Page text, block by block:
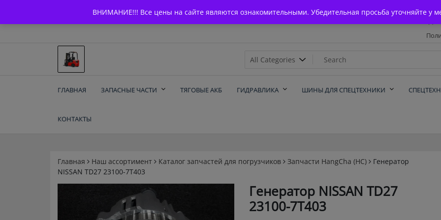
ВНИМАНИЕ!!! Все цены на сайте являются ознакомительными. Убедительная просьба уточняйте у
content
Запчасти для вилочых
ГЛАВНАЯ ЗАПАСНЫЕ ЧАСТИ ТЯГОВЫЕ АКБ ГИДРАВЛИКА ШИНЫ ДЛЯ СПЕЦТЕХНИКИ
КОНТАКТЫ
Главная Наш ассортимент Каталог запчастей для погрузчиков Запчасти HangCha (HC)
Генератор
NISSAN TD27 23100-7T403
Генератор NISSAN TD27
23100-7T403